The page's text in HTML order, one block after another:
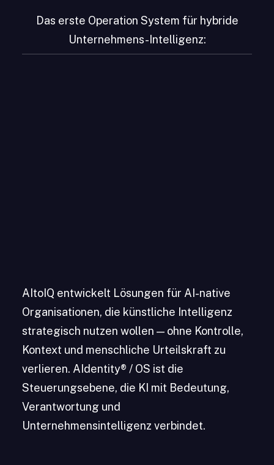
Das erste Operation System für hybride
Unternehmens-Intelligenz:
AItoIQ entwickelt Lösungen für AI-native
Organisationen, die künstliche Intelligenz
strategisch nutzen wollen — ohne Kontrolle,
Kontext und menschliche Urteilskraft zu
verlieren. AIdentity® / OS ist die
Steuerungsebene, die KI mit Bedeutung,
Verantwortung und
Unternehmensintelligenz verbindet.